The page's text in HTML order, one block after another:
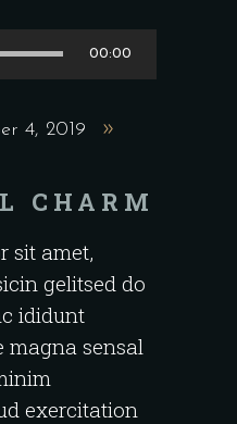
00:00
4, 2019
CHARM
sit amet,
gelitsed do
ididunt
magna sensal
exercitation